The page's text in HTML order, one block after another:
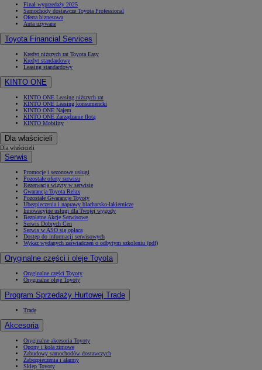
Finał wyprzedaży 2025
Samochody dostawcze Toyota Professional
Oferta biznesowa
Auta używane
Toyota Financial Services
Kredyt niższych rat Toyota Easy
Kredyt standardowy
Leasing standardowy
KINTO ONE
KINTO ONE Leasing niższych rat
KINTO ONE Leasing konsumencki
KINTO ONE Najem
KINTO ONE Zarządzanie flotą
KINTO Mobility
Dla właścicieli
Dla właścicieli
Serwis
Promocje i sezonowe usługi
Pozostałe oferty serwisu
Rezerwacja wizyty w serwisie
Gwarancja Toyota Relax
Pozostałe Gwarancje Toyoty
Ubezpieczenia i naprawy blacharsko-lakiernicze
Innowacyjne usługi dla Twojej wygody
Bezpłatne Akcje Serwisowe
Serwis Dobrych Cen
Serwis w ASO się opłaca
Dostęp do informacji serwisowych
Wykaz wydanych zaświadczeń o odbytym szkoleniu (pdf)
Oryginalne części i oleje Toyota
Oryginalne części Toyoty
Oryginalne oleje Toyoty
Program Sprzedaży Hurtowej Trade
Trade
Akcesoria
Oryginalne akcesoria Toyoty
Opony i koła zimowe
Zabudowy samochodów dostawczych
Zabezpieczenia i alarmy
Sklep Toyoty